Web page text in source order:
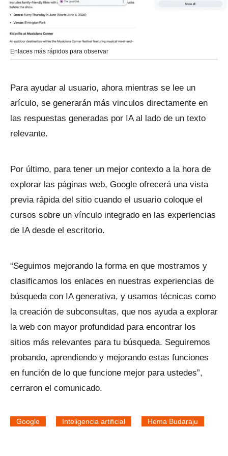
Enlaces más rápidos para observar
Para ayudar al usuario, ahora mientras se lee un
arículo, se generarán más vinculos directamente en
las respuestas generadas por IA al lado de un texto
relevante.
Por último, para tener un mejor contexto a la hora de
explorar las páginas web, Google ofrecerá una vista
previa rápida del sitio cuando el usuario coloque el
cursos sobre un vínculo integrado en las experiencias
de IA desde el escritorio.
“Seguimos mejorando la forma en que mostramos y
clasificamos los enlaces en nuestras experiencias de
búsqueda con IA generativa, y usamos técnicas como
la creación de subconsultas, que nos ayuda a explorar
la web con mayor profundidad para encontrar los
sitios más relevantes para tu búsqueda. Seguiremos
probando, aprendiendo y mejorando estas funciones
en función de lo que funcione mejor para ustedes”,
cerraron el comunicado.
Google Inteligencia artificial Hema Budaraju